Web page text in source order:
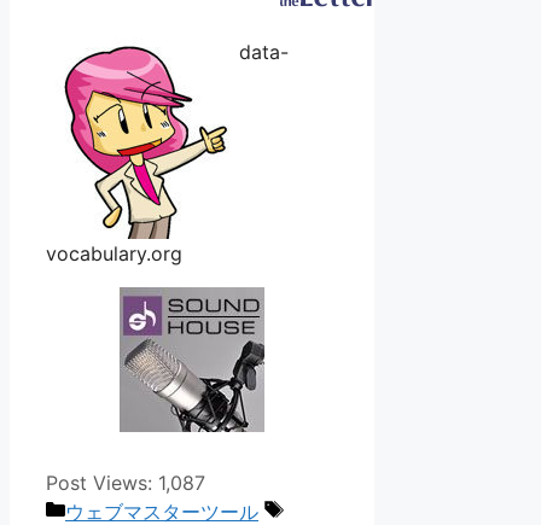
data-
vocabulary.org
Post Views: 1,087
カ
ウェブマスターツール
タ